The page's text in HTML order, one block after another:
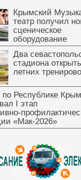
Крымский
театр получил
сценическое
оборудование
Два
стадиона
летних
Республике Крым
I этап
«Мак‑2026»